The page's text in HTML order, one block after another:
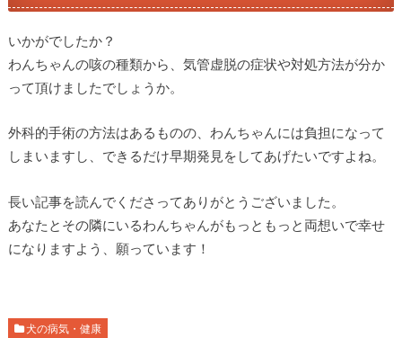
いかがでしたか？
わんちゃんの咳の種類から、気管虚脱の症状や対処方法が分か
って頂けましたでしょうか。
外科的手術の方法はあるものの、わんちゃんには負担になって
しまいますし、できるだけ早期発見をしてあげたいですよね。
長い記事を読んでくださってありがとうございました。
あなたとその隣にいるわんちゃんがもっともっと両想いで幸せ
になりますよう、願っています！
犬の病気・健康